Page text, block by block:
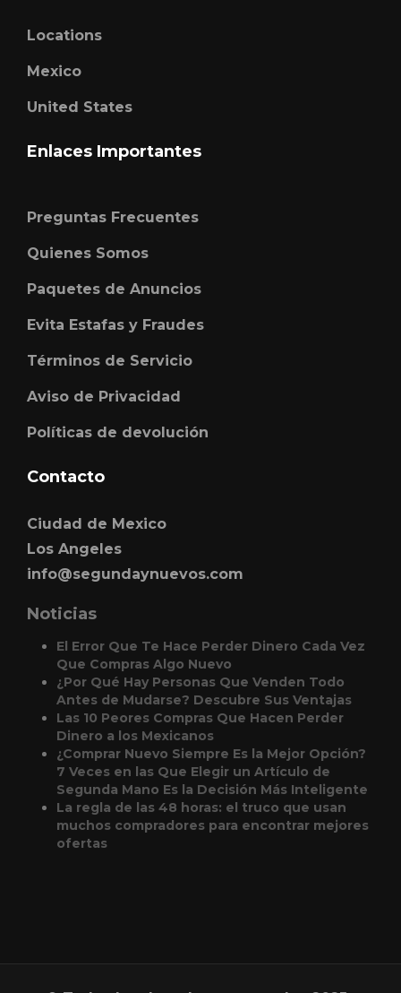
Locations
Mexico
United States
Enlaces Importantes
Preguntas Frecuentes
Quienes Somos
Paquetes de Anuncios
Evita Estafas y Fraudes
Términos de Servicio
Aviso de Privacidad
Políticas de devolución
Contacto
Ciudad de Mexico
Los Angeles
info@segundaynuevos.com
Noticias
El Error Que Te Hace Perder Dinero Cada Vez
Que Compras Algo Nuevo
¿Por Qué Hay Personas Que Venden Todo
Antes de Mudarse? Descubre Sus Ventajas
Las 10 Peores Compras Que Hacen Perder
Dinero a los Mexicanos
¿Comprar Nuevo Siempre Es la Mejor Opción?
7 Veces en las Que Elegir un Artículo de
Segunda Mano Es la Decisión Más Inteligente
La regla de las 48 horas: el truco que usan
muchos compradores para encontrar mejores
ofertas